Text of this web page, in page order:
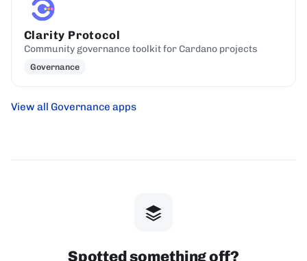
Clarity Protocol
Community governance toolkit for Cardano projects
Governance
View all Governance apps
Spotted something off?